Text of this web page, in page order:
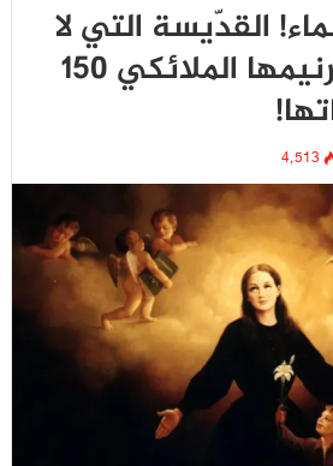
القدّيسة التي لا
يزال يُسمع ترنيمها الملائكي 150
4٬513